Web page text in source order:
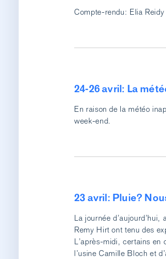
Compte-rendu: Elia Reidy
24-26 avril: La
En raison de la météo
week-end.
23 avril: Pluie?
La journée
Remy Hirt ont tenu des
L’après-midi, certains
l’usine Camille Bloch et